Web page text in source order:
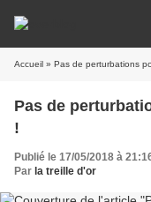
Accueil » Pas de perturbations
Pas de
!
Publié le 17/05/2018 à
Par la treille d'or